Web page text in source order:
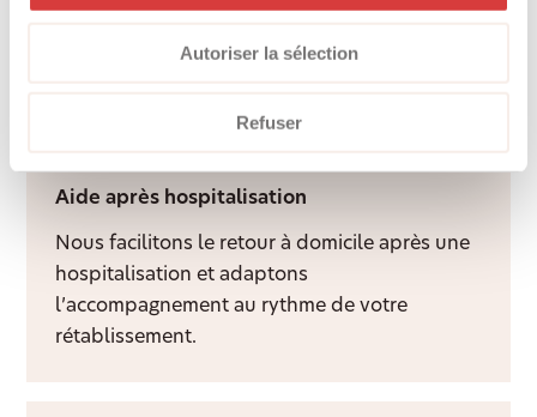
Autoriser la sélection
Refuser
apportent du lien social, de la structure et
Aide après hospitalisation
Nous facilitons le retour à domicile après une
hospitalisation et adaptons
l’accompagnement au rythme de votre
rétablissement.